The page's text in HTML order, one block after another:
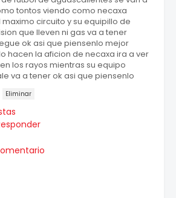
tontos viendo como necaxa
circuito y su equipillo de
que lleven ni gas va a tener
ok asi que piensenlo mejor
hacen la aficion de necaxa ira a ver
los rayos mientras su equipo
va a tener ok asi que piensenlo
Eliminar